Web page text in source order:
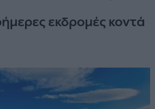
εκδρομές κοντά